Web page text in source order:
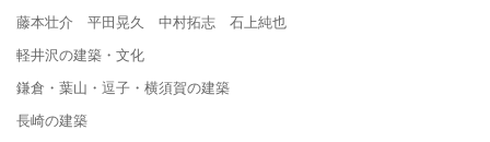
藤本壮介 平田晃久 中村拓志 石上純也
軽井沢の建築・文化
鎌倉・葉山・逗子・横須賀の建築
長崎の建築